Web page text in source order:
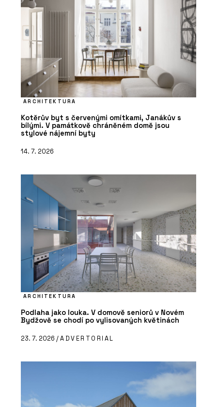
ARCHITEKTURA
Kotěrův byt s červenými omítkami, Janákův s
bílými. V památkově chráněném domě jsou
stylové nájemní byty
14. 7. 2026
ARCHITEKTURA
Podlaha jako louka. V domově seniorů v Novém
Bydžově se chodí po vylisovaných květinách
23. 7. 2026 /ADVERTORIAL